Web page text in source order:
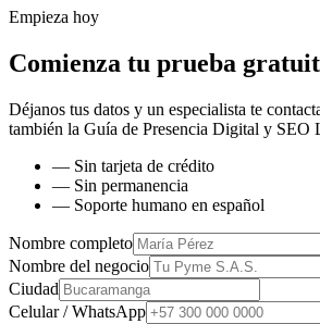
Empieza hoy
Comienza tu prueba
Déjanos tus datos y un especialista te
también la Guía de Presencia Digital y SEO
— Sin tarjeta de crédito
— Sin permanencia
— Soporte humano en español
Nombre completo
Nombre del negocio
Ciudad
Celular / WhatsApp